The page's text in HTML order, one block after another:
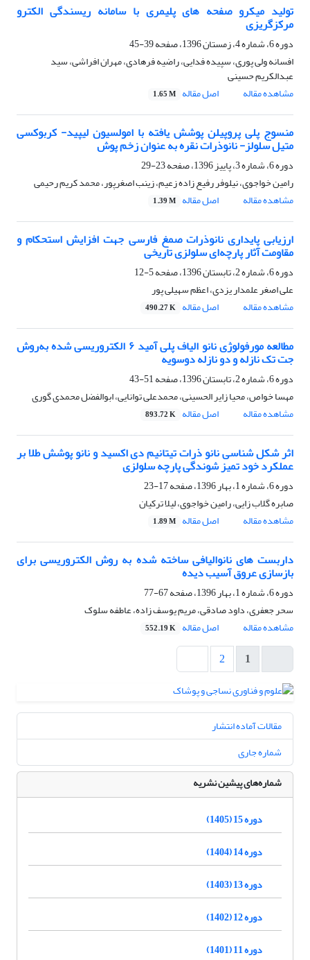
تولید میکرو صفحه های پلیمری با سامانه ریسندگی الکترو
مرکزگریزی
دوره 6، شماره 4، زمستان 1396، صفحه
39-45
افسانه ولی پوری، سپیده فدایی، راضیه فرهادی، مهران افراشی، سید
عبدالکریم حسینی
مشاهده مقاله
اصل مقاله 1.65 M
منسوج پلی پروپیلن پوشش یافته با امولسیون لیپید- کربوکسی
متیل سلولز- نانوذرات نقره به عنوان زخم پوش
دوره 6، شماره 3، پاییز 1396، صفحه
23-29
رامین خواجوی، نیلوفر رفیع زاده زعیم، زینب اصغرپور، محمد کریم رحیمی
مشاهده مقاله
اصل مقاله 1.39 M
ارزیابی پایداری نانوذرات صمغ فارسی جهت افزایش استحکام و
مقاومت آثار پارچه‌ای سلولزی تاریخی
دوره 6، شماره 2، تابستان 1396، صفحه
5-12
علی اصغر علمدار یزدی، اعظم سهیلی پور
مشاهده مقاله
اصل مقاله 490.27 K
مطالعه مورفولوژی نانو الیاف پلی آمید ۶ الکتروریسی شده به‌روش
جت تک نازله و دو نازله دوسویه
دوره 6، شماره 2، تابستان 1396، صفحه
51-43
مهسا خواص، محیا زایر الحسینی، محمدعلی توانایی، ابوالفضل محمدی گوری
مشاهده مقاله
اصل مقاله 893.72 K
اثر شکل شناسی نانو ذرات تیتانیم دی اکسید و نانو پوشش طلا بر
عملکرد خود تمیز شوندگی پارچه سلولزی
دوره 6، شماره 1، بهار 1396، صفحه
17-23
صابره گلاب زایی، رامین خواجوی، لیلا ترکیان
مشاهده مقاله
اصل مقاله 1.89 M
داربست های نانوالیافی ساخته شده به روش الکتروریسی برای
بازسازی عروق آسیب دیده
دوره 6، شماره 1، بهار 1396، صفحه
67-77
سحر جعفری، داود صادقی، مریم یوسف زاده، عاطفه سلوک
مشاهده مقاله
اصل مقاله 552.19 K
1
2
مقالات آماده انتشار
شماره جاری
شماره‌های پیشین نشریه
دوره 15 (1405)
دوره 14 (1404)
دوره 13 (1403)
دوره 12 (1402)
دوره 11 (1401)